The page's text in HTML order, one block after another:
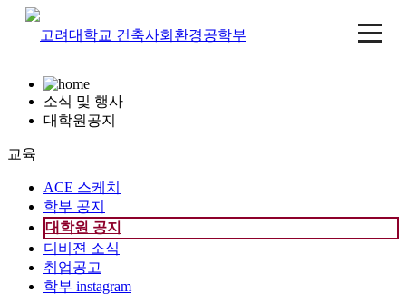
소식 및 행사
대학원공지
교육
ACE 스케치
학부 공지
대학원 공지
디비젼 소식
취업공고
학부 instagram